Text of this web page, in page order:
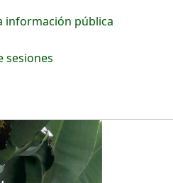
información pública
sesiones